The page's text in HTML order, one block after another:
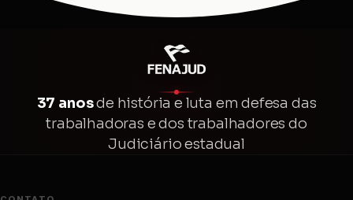
37 anosde história e luta em defesa das
trabalhadoras e dos trabalhadores do
Judiciário estadual